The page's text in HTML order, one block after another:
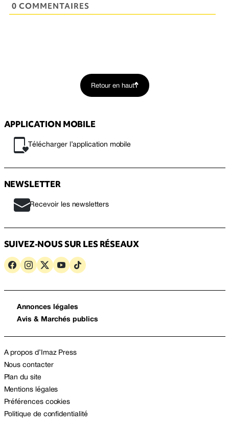
0 COMMENTAIRES
Retour en haut
APPLICATION MOBILE
Télécharger l’application mobile
NEWSLETTER
Recevoir les newsletters
SUIVEZ-NOUS SUR LES RÉSEAUX
Annonces légales
Avis & Marchés publics
A propos d’Imaz Press
Nous contacter
Plan du site
Mentions légales
Préférences cookies
Politique de confidentialité